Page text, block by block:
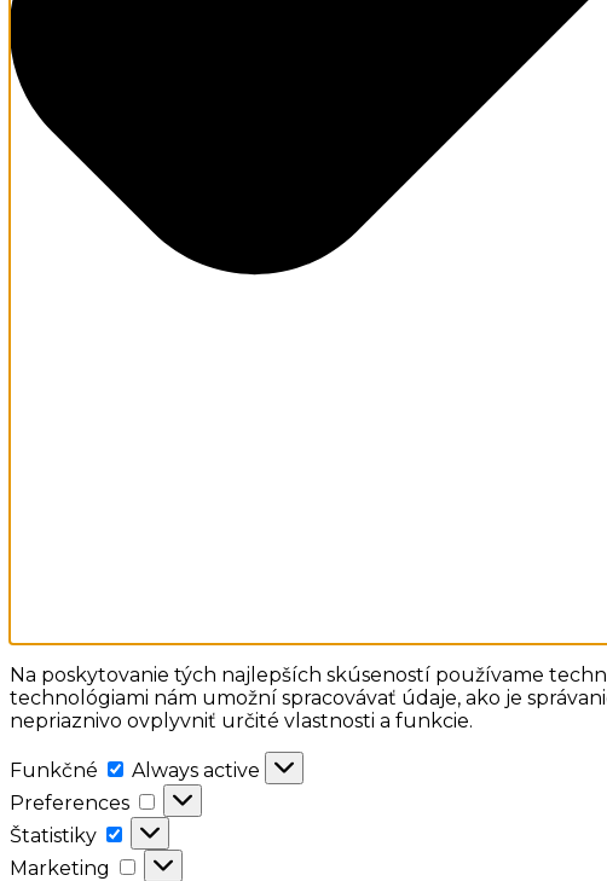
Na poskytovanie tých najlepších skúseností používame
technológiami nám umožní spracovávať údaje, ako je
nepriaznivo ovplyvniť určité vlastnosti a funkcie.
Funkčné Funkčné
Always active
Preferences
Preferences
Štatistiky
Štatistiky
Marketing
Marketing